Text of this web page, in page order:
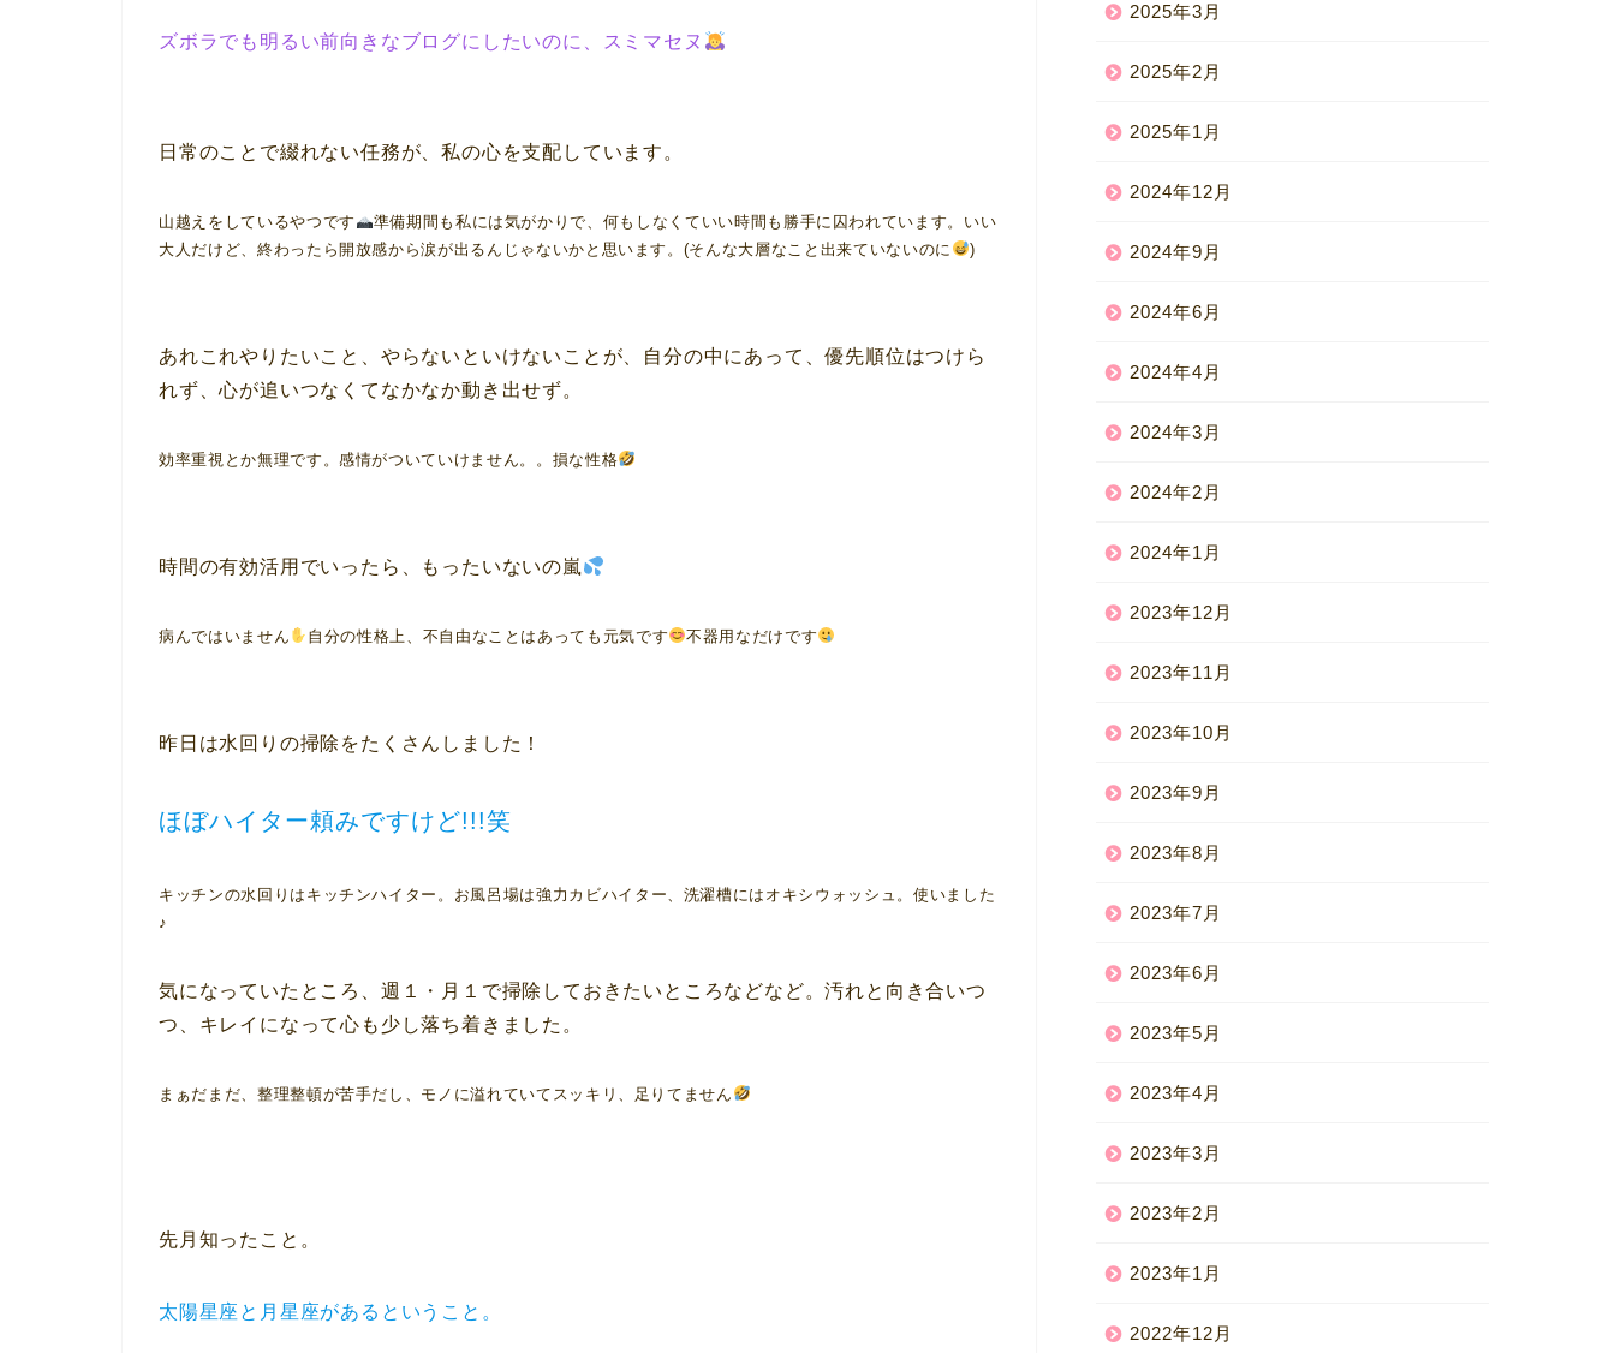
ズボラでも明るい前向きなブログにしたいのに、スミマセヌ
日常のことで綴れない任務が、私の心を支配しています。
山越えをしているやつです
準備期間も私には気がかりで、何もしなくていい時間も勝手に囚われています。いい
大人だけど、終わったら開放感から涙が出るんじゃないかと思います。(そんな大層なこと出来ていないのに
)
あれこれやりたいこと、やらないといけないことが、自分の中にあって、優先順位はつけら
れず、心が追いつなくてなかなか動き出せず。
効率重視とか無理です。感情がついていけません。。損な性格
時間の有効活用でいったら、もったいないの嵐
病んではいません 自分の性格上、不自由なことはあっても元気です 不器用なだけです
昨日は水回りの掃除をたくさんしました！
ほぼハイター頼みですけど!!!笑
キッチンの水回りは キッチンハイター 。お風呂場は強力カビハイター、洗濯槽には オキシウォッシュ 。使いました
♪
気になっていたところ、週１・月１で掃除しておきたいところなどなど。汚れと向き合いつ
つ、キレイになって心も少し落ち着きました。
まぁだまだ、整理整頓が苦手だし、モノに溢れていてスッキリ、足りてません
先月知ったこと。
太陽星座と月星座があるということ。
2025年3月
2025年2月
2025年1月
2024年12月
2024年9月
2024年6月
2024年4月
2024年3月
2024年2月
2024年1月
2023年12月
2023年11月
2023年10月
2023年9月
2023年8月
2023年7月
2023年6月
2023年5月
2023年4月
2023年3月
2023年2月
2023年1月
2022年12月